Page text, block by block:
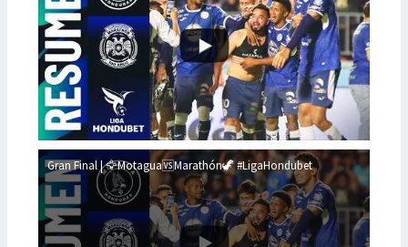
Gran Final | 🦅Motagua🆚Marathón🦖 #LigaHondubet